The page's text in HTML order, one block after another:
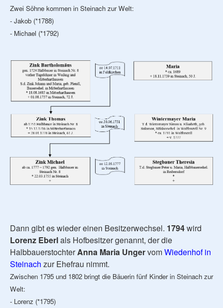
Zwei Söhne kommen in Steinach zur Welt:
- Jakob (*1788)
- Michael (*1792)
Dann gibt es wieder einen Besitzerwechsel. 1794wird
Lorenz Eberlals Hofbesitzer genannt, der die
HalbbauerstochterAnna Maria UngervomWiedenhof in
Steinach zur Ehefrau nimmt.
Zwischen 1795 und 1802 bringt die Bäuerin fünf Kinder in Steinach zur
Welt:
- Lorenz (*1795)